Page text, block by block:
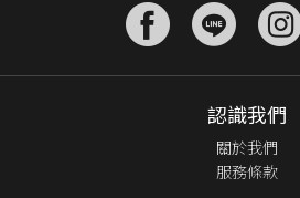
認識我們
關於我們
服務條款